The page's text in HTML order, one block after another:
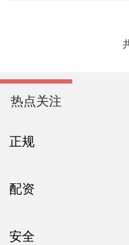
热点关注
正规
配资
安全